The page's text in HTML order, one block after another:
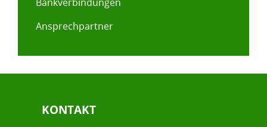
Ansprechpartner
KONTAKT